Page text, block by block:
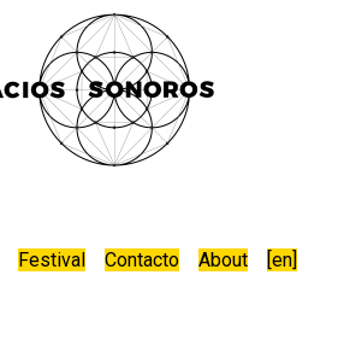
Festival Contacto About [en]